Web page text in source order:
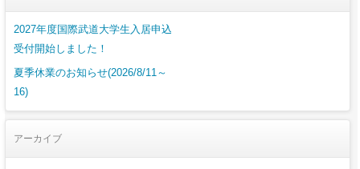
2027年度国際武道大学生入居申込
受付開始しました！
夏季休業のお知らせ(2026/8/11～
16)
アーカイブ